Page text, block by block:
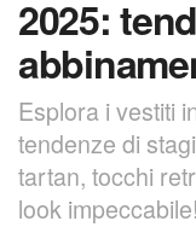
2025:
Esplora i vestiti
tendenze di
tartan, tocchi
look impeccabile!